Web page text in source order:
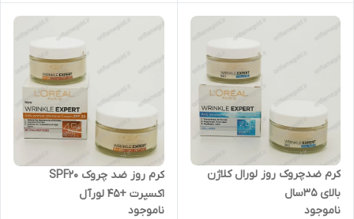
کرم ضدچروک روز لورال کلاژن
بالای ۳۵سال
ناموجود
کرم روز ضد چروک SPF20
اکسپرت +45 لورآل
ناموجود